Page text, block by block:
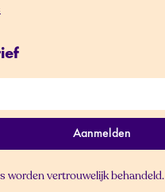
Aanmelden
worden vertrouwelijk behandeld.